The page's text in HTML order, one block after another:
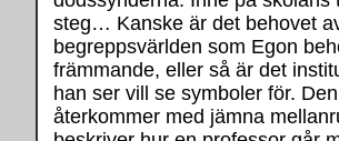
steg… Kanske är det behovet
begreppsvärlden som Egon
främmande, eller så är det
han ser vill se symboler för.
återkommer med jämna